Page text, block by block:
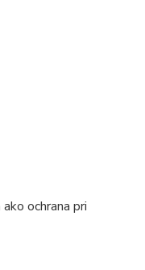
ochrana pri